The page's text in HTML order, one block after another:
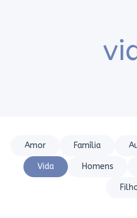
Amor Família
Vida Homens